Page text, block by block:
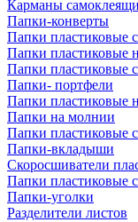
Карманы
Папки-конверты
Папки пластиковые
Папки пластиковые
Папки пластиковые
Папки- портфели
Папки пластиковые
Папки на молнии
Папки пластиковые
Папки-вкладыши
Скоросшиватели
Папки пластиковые
Папки-уголки
Разделители листов